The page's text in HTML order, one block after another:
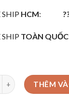
SHIP HCM:
SHIP TOÀN QUỐC
THÊM